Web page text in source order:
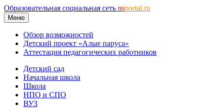
Образовательная социальная сеть nsportal.ru
Меню
Обзор возможностей
Детский проект «Алые паруса»
Аттестация педагогических работников
Детский сад
Начальная школа
Школа
НПО и СПО
ВУЗ